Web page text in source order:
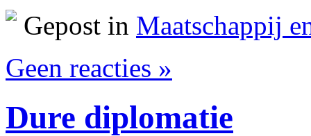
Delen
Gepost in Maatschappij
Geen reacties »
Dure diplomatie